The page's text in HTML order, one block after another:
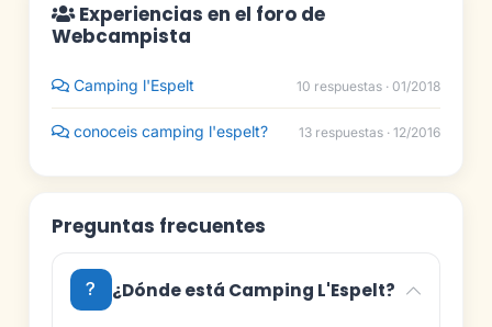
Experiencias en el foro de
Webcampista
Camping l'Espelt 10 respuestas · 01/2018
conoceis camping l'espelt? 13 respuestas · 12/2016
Preguntas frecuentes
¿Dónde está Camping L'Espelt?